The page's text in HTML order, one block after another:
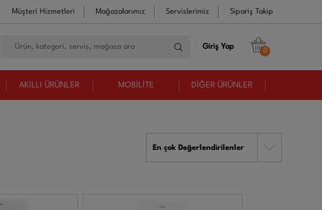
Müşteri Hizmetleri Mağazalarımız Servislerimiz Sipariş Takip
Giriş Yap 0
AKILLI ÜRÜNLER MOBİLİTE DİĞER ÜRÜNLER
En çok Değerlendirilenler